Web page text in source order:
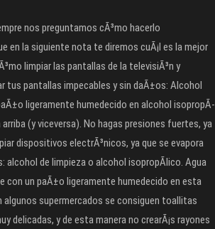
nos preguntamos cÃ³mo hacerlo
en la siguiente nota te diremos cuÃ¡l es la mejor
limpiar las pantallas de la televisiÃ³n y
tus pantallas impecables y sin daÃ±os: Alcohol
ligeramente humedecido en alcohol isopropÃ­
(y viceversa). No hagas presiones fuertes, ya
dispositivos electrÃ³nicos, ya que se evapora
alcohol de limpieza o alcohol isopropÃ­lico. Agua
con un paÃ±o ligeramente humedecido en esta
algunos supermercados se consiguen toallitas
delicadas, y de esta manera no crearÃ¡s rayones